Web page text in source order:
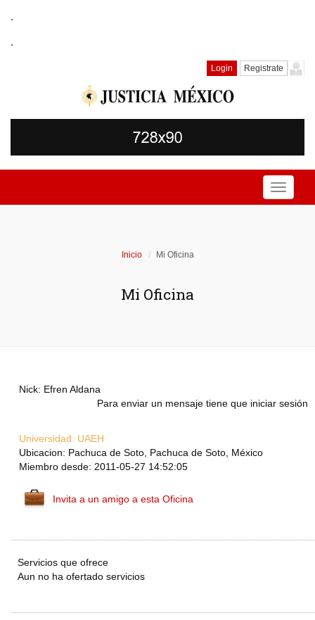
.
.
Login Registrate
Toggle
Inicio Mi Oficina
Mi Oficina
Nick: Efren Aldana
Para enviar un mensaje tiene que iniciar sesión
Universidad: UAEH
Ubicacion: Pachuca de Soto, Pachuca de Soto, México
Miembro desde: 2011-05-27 14:52:05
Invita a un amigo a esta Oficina
Servicios que ofrece
Aun no ha ofertado servicios